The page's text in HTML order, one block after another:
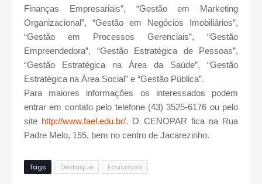
Finanças Empresariais”, “Gestão em Marketing
Organizacional”, “Gestão em Negócios Imobiliários”,
“Gestão em Processos Gerenciais”, “Gestão
Empreendedora”, “Gestão Estratégica de Pessoas”,
“Gestão Estratégica na Área da Saúde”, “Gestão
Estratégica na Área Social” e “Gestão Pública”.
Para maiores informações os interessados podem
entrar em contato pelo telefone (43) 3525-6176 ou pelo
site http://www.fael.edu.br/. O CENOPAR fica na Rua
Padre Melo, 155, bem no centro de Jacarezinho.
Tags Destaque Educacao